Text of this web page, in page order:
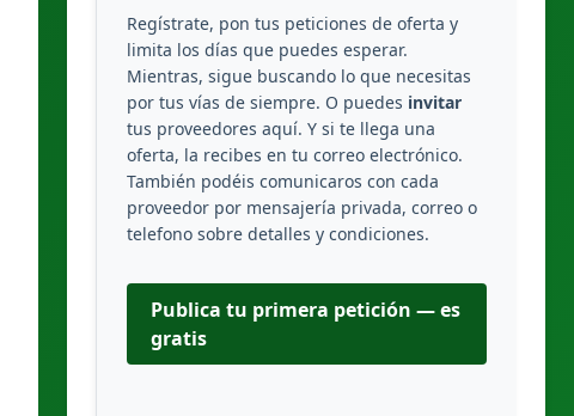
Regístrate, pon tus peticiones de oferta y
limita los días que puedes esperar.
Mientras, sigue buscando lo que necesitas
por tus vías de siempre. O puedes invitar
tus proveedores aquí. Y si te llega una
oferta, la recibes en tu correo electrónico.
También podéis comunicaros con cada
proveedor por mensajería privada, correo o
telefono sobre detalles y condiciones.
Publica tu primera petición — es
gratis